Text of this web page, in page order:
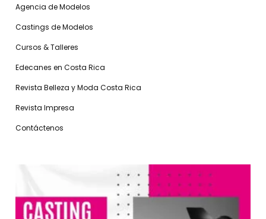
Agencia de Modelos
Castings de Modelos
Cursos & Talleres
Edecanes en Costa Rica
Revista Belleza y Moda Costa Rica
Revista Impresa
Contáctenos